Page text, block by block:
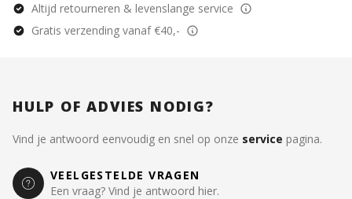
Altijd retourneren & levenslange service
Gratis verzending vanaf €40,-
HULP OF ADVIES NODIG?
Vind je antwoord eenvoudig en snel op onze service pagina.
VEELGESTELDE VRAGEN
Een vraag? Vind je antwoord hier.